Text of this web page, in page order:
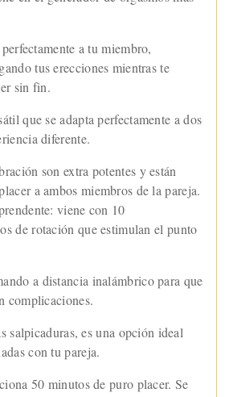
a tu miembro,
tus erecciones mientras te
sin fin.
que se adapta perfectamente a dos
diferente.
son extra potentes y están
a ambos miembros de la pareja.
viene con 10
de rotación que estimulan el punto
a distancia inalámbrico para que
complicaciones.
salpicaduras, es una opción ideal
con tu pareja.
50 minutos de puro placer. Se